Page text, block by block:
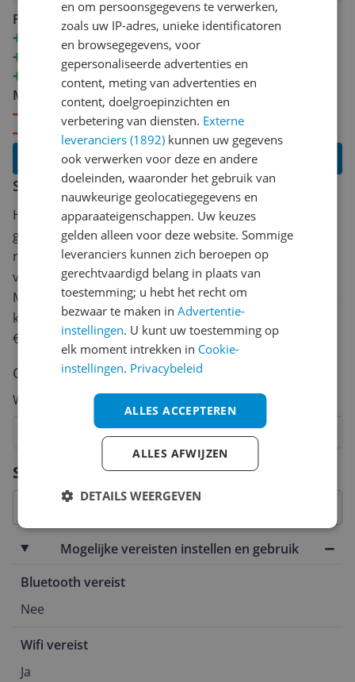
Specificaties
Mogelijke vereisten instellen en gebruik
Bluetooth vereist
Nee
Wifi vereist
Ja
zolder blijft de snelheid hoog en zonder haperingen.
Het overschakelen naar de andere router verloopt
soepel. De installatie was eenvoudig en snel, dankzij de
gebruiksvriendelijke app. Daarnaast is het bereik per
router groot: niet alleen binnen, maar zelfs in de tuin
blijft de verbinding sterk. Met een internetsnelheid van
1 Gbps van mijn provider weet de Deco BE25 deze
snelheid ook daadwerkelijk te benutten. Al met al een
top product! De TP-Link Deco BE25 levert uitstekende
snelheid, groot bereik en makkelijke installatie. Een
aanrader voor iedereen die op zoek is naar
betrouwbare WiFi in huis.
Pluspunten
Snelheid
Eenvoudige installatie
Mooie app voor overzichten
Minpunten
Het overschakelen naar de router gaat goed
maar soms verlies je enkele seconden verbinding
Lees alle reviews
Schrijf een review
Heb jij dit product in bezit en wil je graag je mening
geven? Start dan hieronder met het schrijven van je
review. Afhankelijk van de details duurt het schrijven
van een review gemiddeld tussen de 3 en 10 minuten.
Met jouw mening help je andere bezoekers een betere
keuze te maken én maak je iedere maand kans op
€250,-!
Klik hier voor de actievoorwaarden.
Cijfer
Welk cijfer geef jij dit product?
8
7
6
5
4
3
Vraag 1 van 4
en om persoonsgegevens te verwerken,
zoals uw IP-adres, unieke identificatoren
en browsegegevens, voor
gepersonaliseerde advertenties en
content, meting van advertenties en
content, doelgroepinzichten en
verbetering van diensten. Externe
leveranciers (1892) kunnen uw gegevens
ook verwerken voor deze en andere
doeleinden, waaronder het gebruik van
nauwkeurige geolocatiegegevens en
apparaateigenschappen. Uw keuzes
gelden alleen voor deze website. Sommige
leveranciers kunnen zich beroepen op
gerechtvaardigd belang in plaats van
toestemming; u hebt het recht om
bezwaar te maken inAdvertentie-
instellingen. U kunt uw toestemming op
elk moment intrekken in Cookie-
instellingen. Privacybeleid
ALLES ACCEPTEREN
ALLES AFWIJZEN
DETAILS WEERGEVEN